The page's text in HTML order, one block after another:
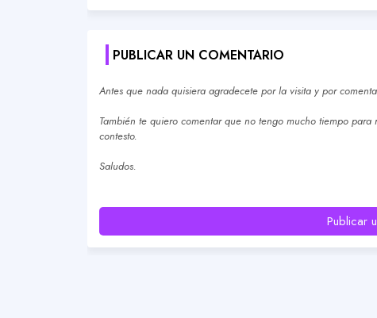
PUBLICAR UN COMENTARIO
Antes que nada quisiera agradecete por la visita y por
También te quiero comentar que no tengo mucho tiempo
contesto.
Saludos.
Publicar